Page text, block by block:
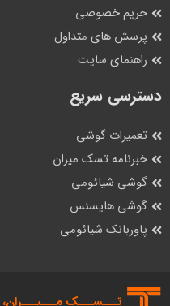
حریم خصوصی
پرسش های متداول
راهنمای سایت
دسترسی سریع
تعمیرات گوشی
خبرنامه تسک میران
گوشی شیائومی
گوشی هایسنس
پاوربانک شیائومی
تـــســـک‌ مـــیـــران،